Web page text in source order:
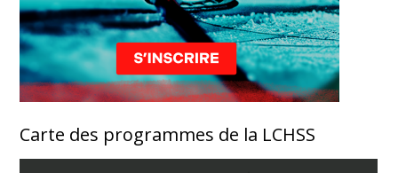
Carte des programmes de la LCHSS